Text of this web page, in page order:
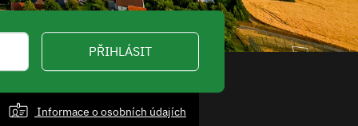
PŘIHLÁSIT
Informace o osobních údajích